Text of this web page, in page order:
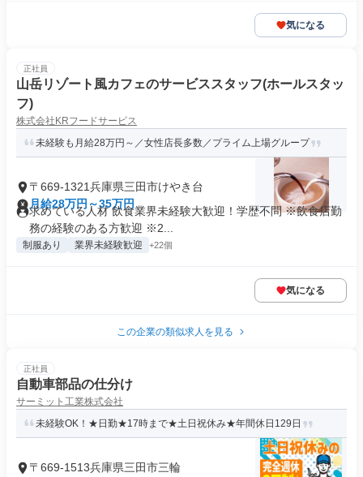
気になる
正社員
山岳リゾート風カフェのサービススタッフ(ホールスタッ
フ)
株式会社KRフードサービス
未経験も月給28万円～／女性店長多数／プライム上場グループ
〒669-1321兵庫県三田市けやき台
月給28万円～35万円
求めている人材 飲食業界未経験大歓迎！学歴不問 ※飲食店勤
務の経験のある方歓迎 ※2...
制服あり 業界未経験歓迎 +22個
気になる
この企業の類似求人を見る
正社員
自動車部品の仕分け
サーミット工業株式会社
未経験OK！★日勤★17時まで★土日祝休み★年間休日129日
〒669-1513兵庫県三田市三輪